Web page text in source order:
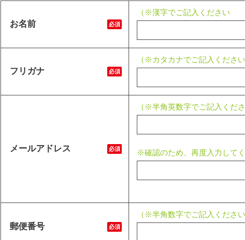
お名前 必須
（※漢字でご記入ください
フリガナ 必須
（※カタカナでご記入ください
メールアドレス 必須
（※半角英数字でご記入くださ
※確認のため、再度入力して
郵便番号 必須
（※半角数字でご記入ください